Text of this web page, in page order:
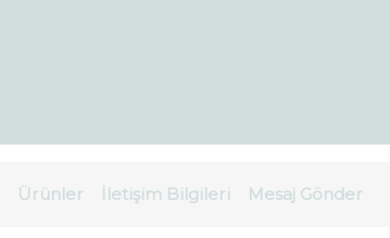
Ürünler İletişim Bilgileri Mesaj Gönder